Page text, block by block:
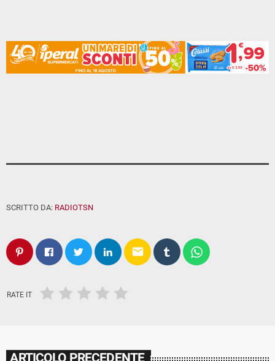
SCRITTO DA: RADIOTSN
email
RATE IT
ARTICOLO PRECEDENTE